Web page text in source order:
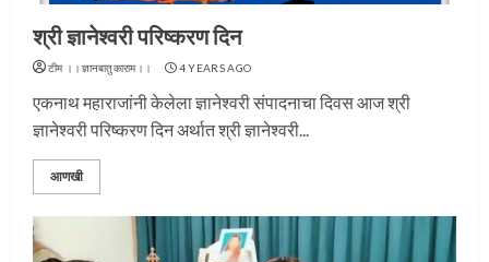
श्री ज्ञानेश्वरी परिष्करण दिन
टीम ।।ज्ञानबातुकाराम।। 4 YEARS AGO
एकनाथ महाराजांनी केलेला ज्ञानेश्वरी संपादनाचा दिवस आज श्री
ज्ञानेश्वरी परिष्करण दिन अर्थात श्री ज्ञानेश्वरी...
आणखी